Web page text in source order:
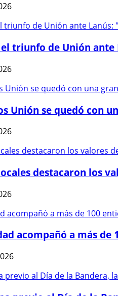
triunfo de Unión ante
Unión se quedó con
destacaron los
acompañó a más de